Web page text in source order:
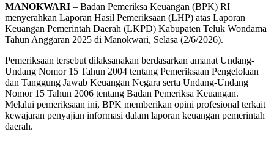
MANOKWARI – Badan Pemeriksa Keuangan (BPK) RI
menyerahkan Laporan Hasil Pemeriksaan (LHP) atas Laporan
Keuangan Pemerintah Daerah (LKPD) Kabupaten Teluk Wondama
Tahun Anggaran 2025 di Manokwari, Selasa (2/6/2026).
Pemeriksaan tersebut dilaksanakan berdasarkan amanat Undang-
Undang Nomor 15 Tahun 2004 tentang Pemeriksaan Pengelolaan
dan Tanggung Jawab Keuangan Negara serta Undang-Undang
Nomor 15 Tahun 2006 tentang Badan Pemeriksa Keuangan.
Melalui pemeriksaan ini, BPK memberikan opini profesional terkait
kewajaran penyajian informasi dalam laporan keuangan pemerintah
daerah.